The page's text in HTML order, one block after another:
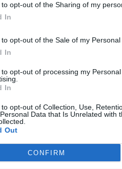
to opt-out of the Sharing of my
In
to opt-out of the Sale of my Personal
In
to opt-out of processing my
In
to opt-out of Collection, Use,
Data that Is Unrelated with
Out
CONFIRM